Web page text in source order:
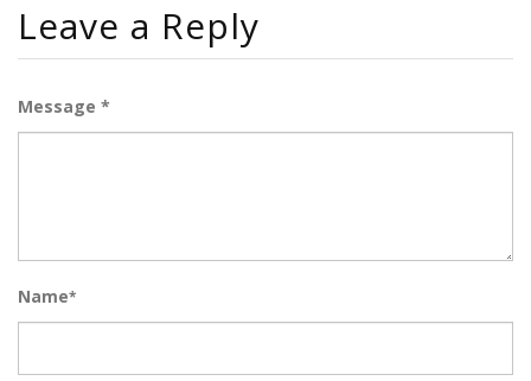
Leave a Reply
Message *
Name*